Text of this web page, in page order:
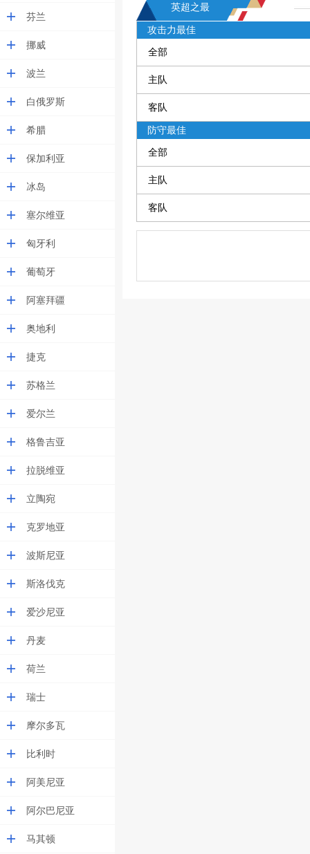
芬兰
挪威
波兰
白俄罗斯
希腊
保加利亚
冰岛
塞尔维亚
匈牙利
葡萄牙
阿塞拜疆
奥地利
捷克
苏格兰
爱尔兰
格鲁吉亚
拉脱维亚
立陶宛
克罗地亚
波斯尼亚
斯洛伐克
爱沙尼亚
丹麦
荷兰
瑞士
摩尔多瓦
比利时
阿美尼亚
阿尔巴尼亚
马其顿
英超之最
攻击力最佳
全部
主队
客队
防守最佳
全部
主队
客队